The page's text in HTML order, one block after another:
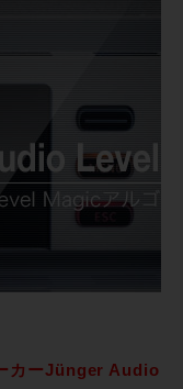
カーJünger Audio